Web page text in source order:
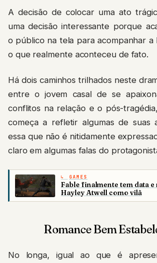
A decisão de colocar uma ato
uma decisão interessante porque
o público na tela para acompanhar a
o que realmente aconteceu de fato.
Há dois caminhos trilhados neste
entre o jovem casal de se
conflitos na relação e o pós-
começa a refletir algumas de suas
essa que não é nitidamente
claro em algumas falas do
GAMES
Fable finalmente tem data e
Hayley Atwell como vilã
Romance Bem
No longa, igual ao que é